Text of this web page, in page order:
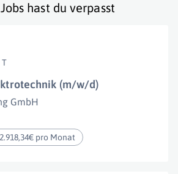
hast du verpasst
T
(m/w/d)
GmbH
pro Monat